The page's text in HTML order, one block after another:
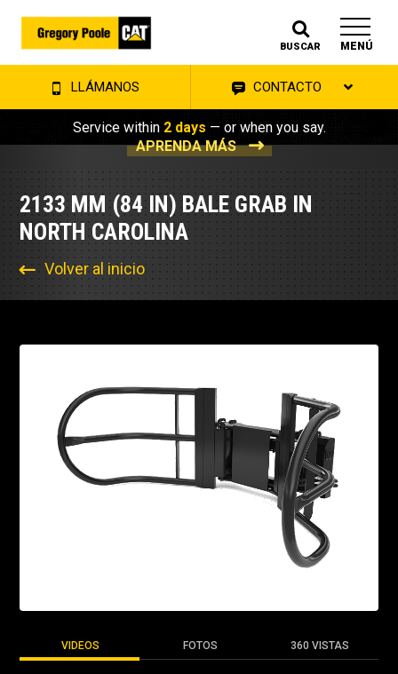
BUSCAR MENÚ
LLÁMANOS CONTACTO
Service within 2 days — or when you say.
APRENDA MÁS
2133 MM (84 IN) BALE GRAB IN
NORTH CAROLINA
Volver al inicio
VIDEOS FOTOS 360 VISTAS